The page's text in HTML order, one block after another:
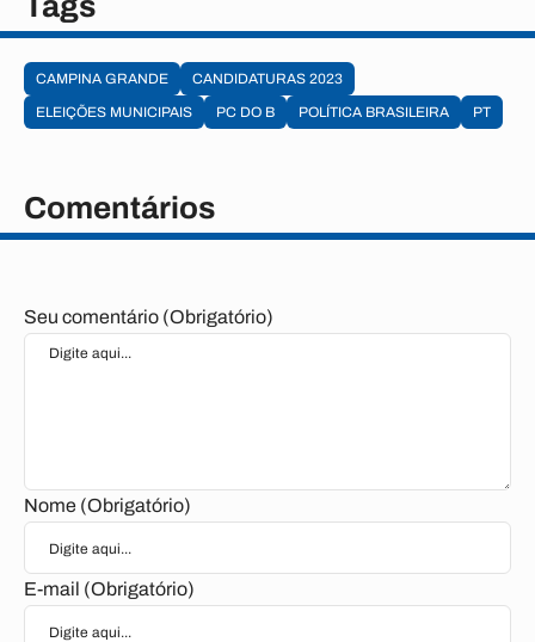
CAMPINA GRANDE
CANDIDATURAS 2023
ELEIÇÕES MUNICIPAIS
PC DO B POLÍTICA BRASILEIRA PT
Comentários
Seu comentário (Obrigatório)
Nome (Obrigatório)
E-mail (Obrigatório)